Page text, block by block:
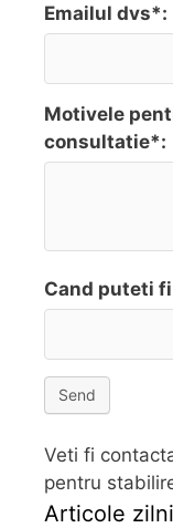
Emailul dvs*:
Motivele
consultatie*:
Cand puteti
Send
Veti fi
pentru
Articole